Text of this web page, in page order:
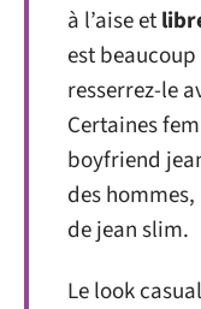
à l’aise et
est
resserrez-le
Certaines
boyfriend
des
de jean slim.
Le look